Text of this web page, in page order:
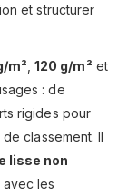
et structurer
m² ,120 g/m² et
: de
rigides pour
classement. Il
lisse non
avec les